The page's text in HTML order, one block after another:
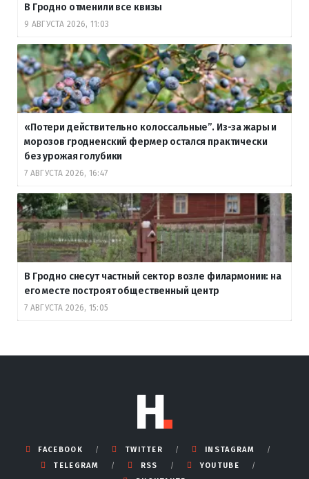
В Гродно отменили все квизы
9 АВГУСТА 2026, 11:03
«Потери действительно колоссальные”. Из-за жары и
морозов гродненский фермер остался практически
без урожая голубики
7 АВГУСТА 2026, 16:47
В Гродно снесут частный сектор возле филармонии: на
его месте построят общественный центр
7 АВГУСТА 2026, 15:05
FACEBOOK TWITTER
INSTAGRAM
TELEGRAM
RSS
YOUTUBE